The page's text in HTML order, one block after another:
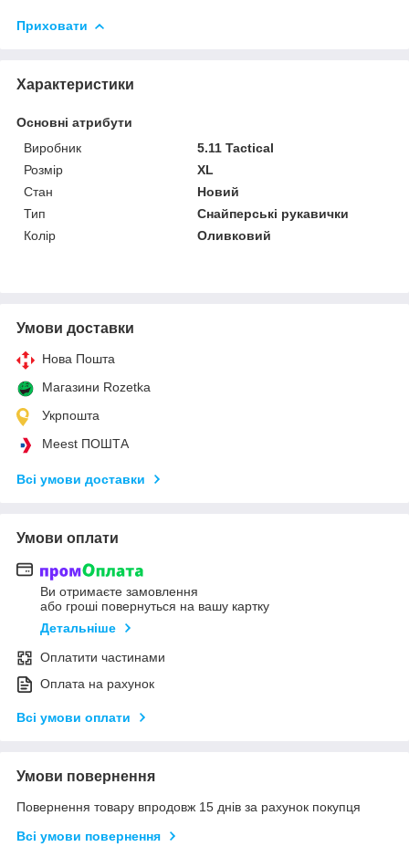
Приховати
Характеристики
Основні атрибути
Виробник
5.11 Tactical
Розмір
XL
Стан
Новий
Тип
Снайперські рукавички
Колір
Оливковий
Умови доставки
Нова Пошта
Магазини Rozetka
Укрпошта
Meest ПОШТА
Всі умови доставки
Умови оплати
Ви отримаєте замовлення
або гроші повернуться на вашу картку
Детальніше
Оплатити частинами
Оплата на рахунок
Всі умови оплати
Умови повернення
Повернення товару впродовж 15 днів за рахунок покупця
Всі умови повернення